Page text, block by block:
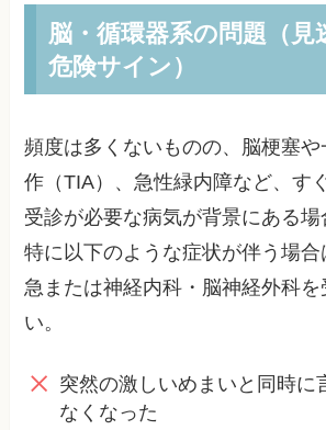
脳・循環器系の問題（
危険サイン）
頻度は多くないものの、脳梗塞
作（TIA）、急性緑内障など、す
受診が必要な病気が背景にある場
特に以下のような症状が伴う場
急または神経内科・脳神経外科を
い。
突然の激しいめまいと同時に
なくなった